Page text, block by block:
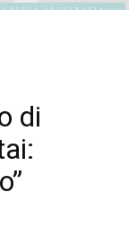
di